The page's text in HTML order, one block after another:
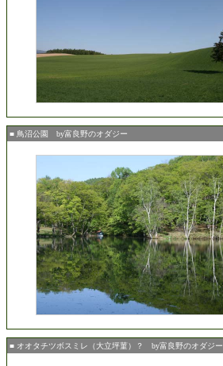
■ 鳥沼公園 by富良野のオダジー
■ オオタチツボスミレ（大立坪菫）？ by富良野のオダジー